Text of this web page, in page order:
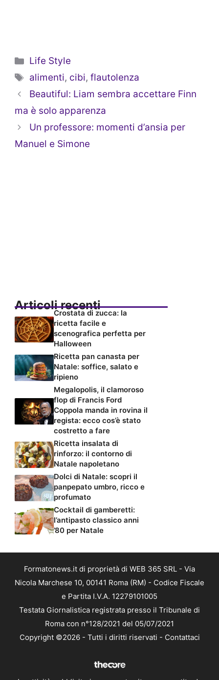
Categorie
Life Style
Tag
alimenti, cibi,flautolenza
Beautiful: Liam sembra accettare Finn
ma è solo apparenza
Un professore: momenti d’ansia per
Manuel e Simone
Articoli recenti
Crostata di zucca: la
ricetta facile e
scenografica perfetta per
Halloween
Ricetta pan canasta per
Natale: soffice, salato e
ripieno
Megalopolis, il clamoroso
flop di Francis Ford
Coppola manda in rovina il
regista: ecco cos’è stato
costretto a fare
Ricetta insalata di
rinforzo: il contorno di
Natale napoletano
Dolci di Natale: scopri il
panpepato umbro, ricco e
profumato
Cocktail di gamberetti:
l’antipasto classico anni
’80 per Natale
Formatonews.it di proprietà di WEB 365 SRL - Via
Nicola Marchese 10, 00141 Roma (RM) - Codice Fiscale
e Partita I.V.A. 12279101005
Testata Giornalistica registrata presso il Tribunale di
Roma con n°128/2021 del 05/07/2021
Copyright ©2026 - Tutti i diritti riservati - Contattaci